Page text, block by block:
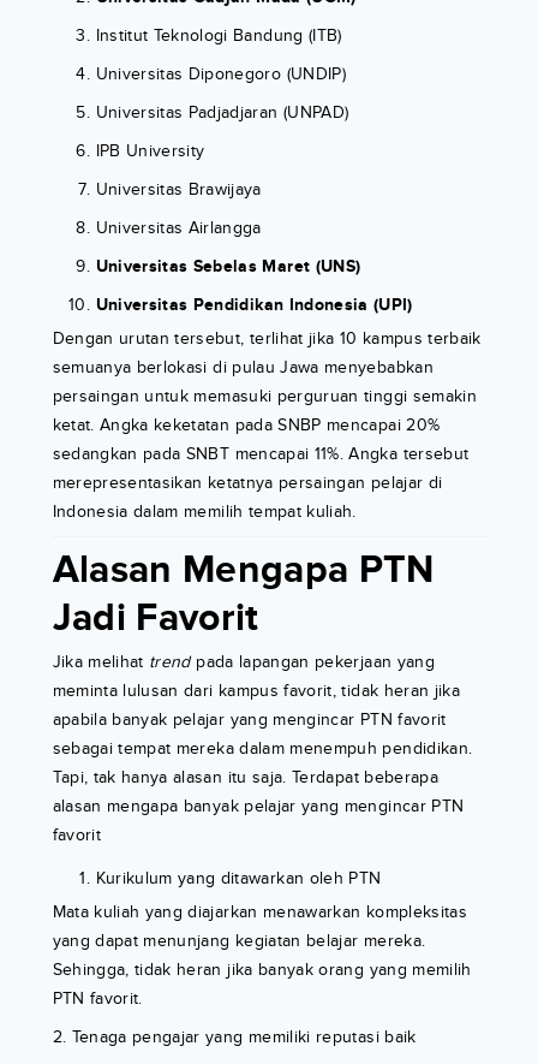
Institut Teknologi Bandung (ITB)
Universitas Diponegoro (UNDIP)
Universitas Padjadjaran (UNPAD)
IPB University
Universitas Brawijaya
Universitas Airlangga
Universitas Sebelas Maret (UNS)
Universitas Pendidikan Indonesia (UPI)
Dengan urutan tersebut, terlihat jika 10 kampus terbaik
semuanya berlokasi di pulau Jawa menyebabkan
persaingan untuk memasuki perguruan tinggi semakin
ketat. Angka keketatan pada SNBP mencapai 20%
sedangkan pada SNBT mencapai 11%. Angka tersebut
merepresentasikan ketatnya persaingan pelajar di
Indonesia dalam memilih tempat kuliah.
Alasan Mengapa PTN
Jadi Favorit
Jika melihat trendpada lapangan pekerjaan yang
meminta lulusan dari kampus favorit, tidak heran jika
apabila banyak pelajar yang mengincar PTN favorit
sebagai tempat mereka dalam menempuh pendidikan.
Tapi, tak hanya alasan itu saja. Terdapat beberapa
alasan mengapa banyak pelajar yang mengincar PTN
favorit
Kurikulum yang ditawarkan oleh PTN
Mata kuliah yang diajarkan menawarkan kompleksitas
yang dapat menunjang kegiatan belajar mereka.
Sehingga, tidak heran jika banyak orang yang memilih
PTN favorit.
2. Tenaga pengajar yang memiliki reputasi baik